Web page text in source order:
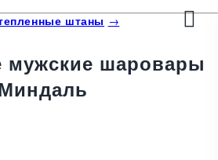
штаны →
мужские шаровары